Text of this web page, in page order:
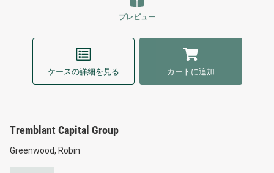
プレビュー
ケースの詳細を見る カートに追加
Tremblant Capital Group
Greenwood, Robin